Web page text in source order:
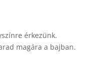
érkezünk.
magára a bajban.